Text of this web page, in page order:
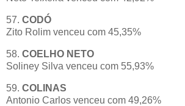
57. CODÓ
Zito Rolim venceu com 45,35%
58. COELHO NETO
Soliney Silva venceu com 55,93%
59. COLINAS
Antonio Carlos venceu com 49,26%